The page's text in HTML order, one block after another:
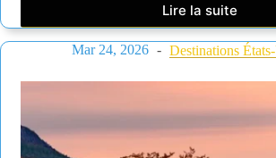
Lire la suite
Les
cinéphiles
découvrent
manoir
Mar 24, 2026 Destinations